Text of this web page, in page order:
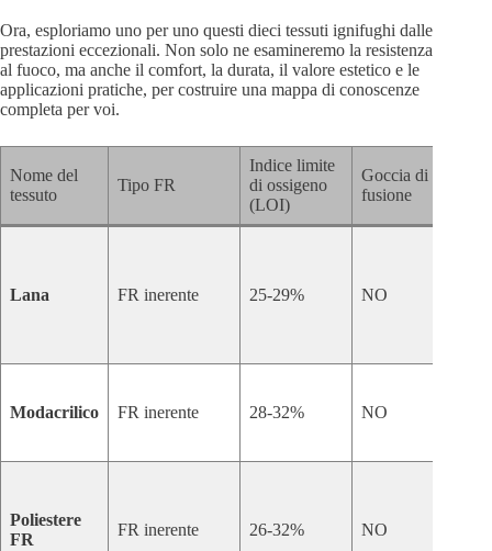
Ora, esploriamo uno per uno questi dieci tessuti ignifughi dalle
prestazioni eccezionali. Non solo ne esamineremo la resistenza
al fuoco, ma anche il comfort, la durata, il valore estetico e le
applicazioni pratiche, per costruire una mappa di conoscenze
completa per voi.
Nome del
tessuto
Tipo FR
Indice limite
di ossigeno
(LOI)
Goccia di
fusione
Lana FR inerente 25-29% NO
Modacrilico FR inerente 28-32% NO
Poliestere
FR
FR inerente 26-32% NO